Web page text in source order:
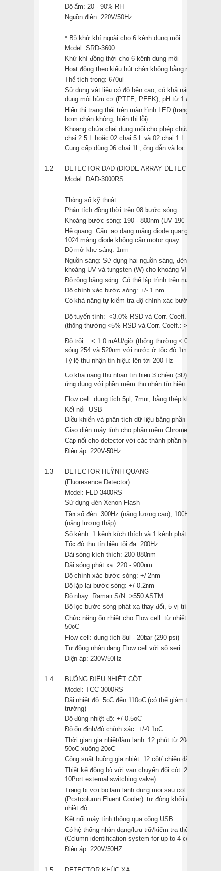
Độ ẩm: 20 - 90% RH
Nguồn điện: 220V/50Hz
* Bộ khử khí ngoài cho 6 kênh dung môi
Model: SRD-3600
Khử khí đồng thời cho 6 kênh dung môi
Hoạt động theo kiểu hút chân không bằng màng
Thể tích trong: 670ul
Sử dụng vật liệu có độ bền cao, có khả năng chống
dung môi hữu cơ (PTFE, PEEK), pH từ 1 đến 13.
Hiển thị trạng thái trên màn hình LED (trạng thái
bơm chân không, hiển thị lỗi)
Khoang chứa chai dung môi cho phép chứa tới 09
chai 2.5 L hoặc 02 chai 5 L và 02 chai 1 L.
Cung cấp dùng 06 chai 1L, ống dẫn và lọc.
1.2
DETECTOR DAD (DIODE ARRAY DETECTOR)
Model: DAD-3000RS
Thông số kỹ thuật:
Phân tích đồng thời trên 08 bước sóng
Khoảng bước sóng: 190 - 800nm (UV 190 - 325nm/
Hệ quang: Cấu tạo dạng mảng diode quang (Photo
1024 mảng diode không cần motor quay.
Độ mở khe sáng: 1nm
Nguồn sáng: Sử dụng hai nguồn sáng, đèn Deuterium
khoảng UV và tungsten (W) cho khoảng VIS
Độ rộng băng sóng: Có thể lập trình trên máy tính.
Độ chính xác bước sóng: +/- 1 nm
Có khả năng tự kiểm tra độ chính xác bước sóng với
Độ tuyến tính: <3.0% RSD và Corr. Coeff.: >0.9995
(thông thường <5% RSD và Corr. Coeff.: >0.999 lên
Độ trôi : < 1.0 mAU/giờ (thông thường < 0.5 mAU/
sóng 254 và 520nm với nước ở tốc độ 1mL/phút
Tỷ lệ thu nhận tín hiệu: lên tới 200 Hz
Có khả năng thu nhận tín hiệu 3 chiều (3D) cho phép
ứng dụng với phần mềm thu nhận tín hiệu 3D (Tùy
Flow cell: dung tích 5μl, 7mm, bằng thép không gỉ
Kết nối USB
Điều khiển và phân tích dữ liệu bằng phần mềm
Giao diện máy tính cho phần mềm Chromeleon
Cáp nối cho detector với các thành phần hệ thống
Điện áp: 220V-50Hz
1.3
DETECTOR HUỲNH QUANG
(Fluoresence Detector)
Model: FLD-3400RS
Sử dụng đèn Xenon Flash
Tần số đèn: 300Hz (năng lượng cao); 100Hz (tiêu
(năng lượng thấp)
Số kênh: 1 kênh kích thích và 1 kênh phát xạ
Tốc độ thu tín hiệu tối đa: 200Hz
Dải sóng kích thích: 200-880nm
Dải sóng phát xạ: 220 - 900nm
Độ chính xác bước sóng: +/-2nm
Độ lặp lại bước sóng: +/-0.2nm
Độ nhạy: Raman S/N: >550 ASTM
Bộ lọc bước sóng phát xạ thay đổi, 5 vị trí
Chức năng ổn nhiệt cho Flow cell: từ nhiệt độ môi
50oC
Flow cell: dung tích 8ul - 20bar (290 psi)
Tự động nhận dạng Flow cell với số seri
Điện áp: 230V/50Hz
1.4
BUỒNG ĐIỀU NHIỆT CỘT
Model: TCC-3000RS
Dải nhiệt độ: 5oC đến 110oC (có thể giảm tối đa
trường)
Độ đúng nhiệt độ: +/-0.5oC
Độ ổn định/độ chính xác: +/-0.1oC
Thời gian gia nhiệt/làm lạnh: 12 phút từ 20oC đến
50oC xuống 20oC
Công suất buồng gia nhiệt: 12 cột/ chiều dài tối đa
Thiết kế đồng bộ với van chuyển đổi cột: 2 vị trí, 10
10Port external switching valve)
Trang bị với bộ làm lạnh dung môi sau cột cho độ
(Postcolumn Eluent Cooler): tự động khởi động dưới
nhiệt độ
Kết nối máy tính thông qua cổng USB
Có hệ thống nhận dạng/lưu trữ/kiểm tra thông số cột
(Column identification system for up to 4 colums)
Điện áp: 220V/50HZ
1.5 DETECTOR KHÚC XẠ